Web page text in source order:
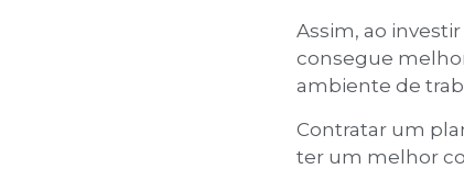
Assim, ao
consegue
ambiente de
Contratar um
ter um melhor